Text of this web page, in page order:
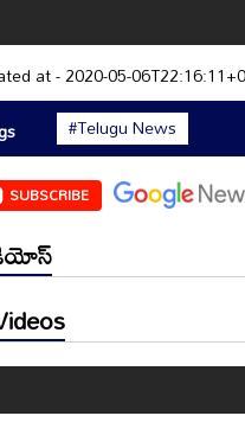
at - 2020-05-
#Telugu News
SUBSCRIBE